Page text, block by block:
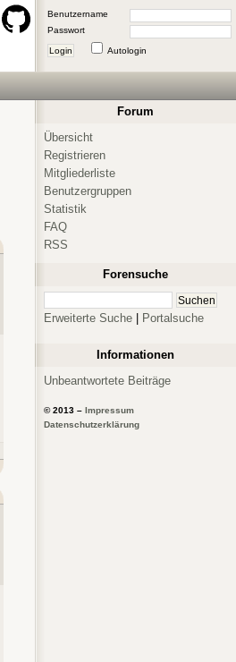
Benutzername
Passwort
Login Autologin
Forum
Übersicht
Registrieren
Mitgliederliste
Benutzergruppen
Statistik
FAQ
RSS
Forensuche
Erweiterte Suche Portalsuche
Informationen
Unbeantwortete Beiträge
© 2013 – Impressum
Datenschutzerklärung